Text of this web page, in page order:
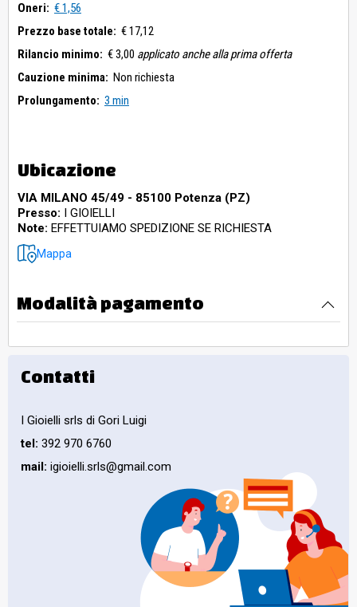
Oneri: € 1,56
Prezzo base totale: € 17,12
Rilancio minimo: € 3,00 applicato anche alla prima offerta
Cauzione minima: Non richiesta
Prolungamento: 3 min
Ubicazione
VIA MILANO 45/49 - 85100 Potenza (PZ)
Presso: I GIOIELLI
Note: EFFETTUIAMO SPEDIZIONE SE RICHIESTA
Mappa
Modalità pagamento
Contatti
I Gioielli srls di Gori Luigi
tel: 392 970 6760
mail: igioielli.srls@gmail.com